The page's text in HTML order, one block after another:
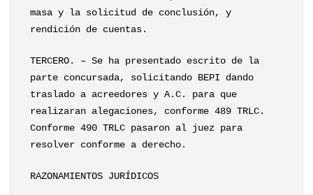
masa y la solicitud de conclusión, y
rendición de cuentas.
TERCERO. – Se ha presentado escrito de la
parte concursada, solicitando BEPI dando
traslado a acreedores y A.C. para que
realizaran alegaciones, conforme 489 TRLC.
Conforme 490 TRLC pasaron al juez para
resolver conforme a derecho.
RAZONAMIENTOS JURÍDICOS